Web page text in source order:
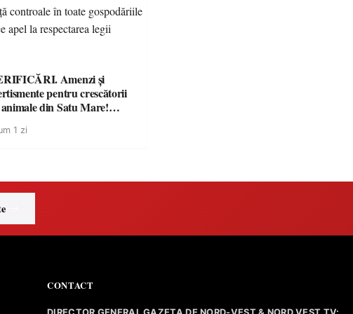
Amenzi și
pentru crescătorii
din Satu Mare!
gospodăriile și face apel la
1 zi
CONTACT